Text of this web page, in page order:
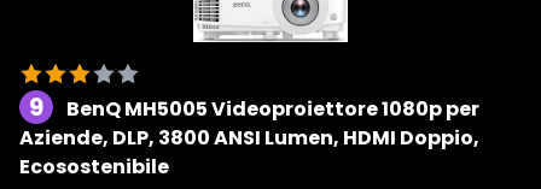
9
BenQ MH5005 Videoproiettore 1080p per
Aziende, DLP, 3800 ANSI Lumen, HDMI Doppio,
Ecosostenibile